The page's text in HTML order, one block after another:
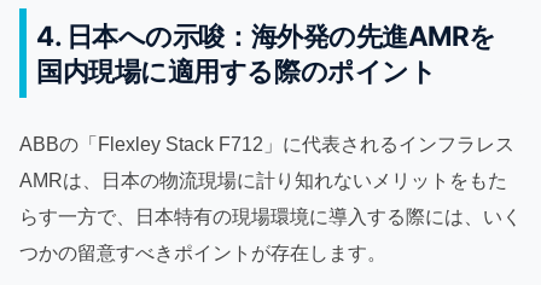
4. 日本への示唆：海外発の先進AMRを
国内現場に適用する際のポイント
ABBの「Flexley Stack F712」に代表されるインフラレス
AMRは、日本の物流現場に計り知れないメリットをもた
らす一方で、日本特有の現場環境に導入する際には、いく
つかの留意すべきポイントが存在します。